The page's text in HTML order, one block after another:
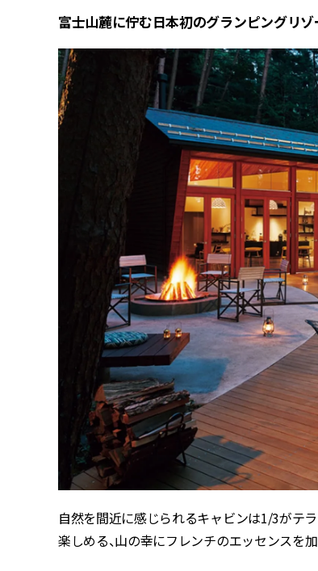
富士山麓に佇む日本初のグランピングリゾ
自然を間近に感じられるキャビンは1/3がテ
楽しめる、山の幸にフレンチのエッセンスを